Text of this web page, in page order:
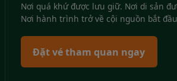
Nơi quá khứ được lưu giữ. Nơi di sản
Nơi hành trình trở về cội nguồn bắt
Đặt vé tham quan ngay